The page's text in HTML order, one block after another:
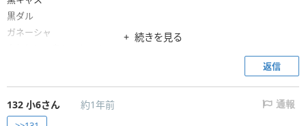
黒ダル
ガネーシャ
続きを見る
返信
132 小6さん 約1年前 通報